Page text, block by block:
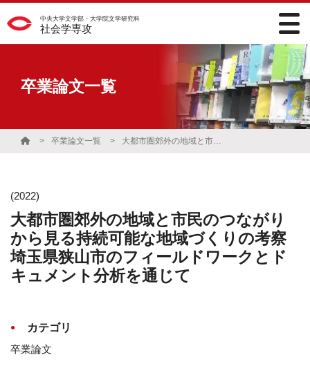
中央大学文学部・大学院文学研究科
社会学専攻
卒業論文一覧
卒業論文一覧 大都市圏郊外の地域と市民のつながりから見る持続可能な地域づくりの考察 埼玉県狭山市のフィールドワークとドキュメント分析を通じて
(2022)
大都市圏郊外の地域と市民のつながり
から見る持続可能な地域づくりの考察
埼玉県狭山市のフィールドワークとド
キュメント分析を通じて
カテゴリ
卒業論文